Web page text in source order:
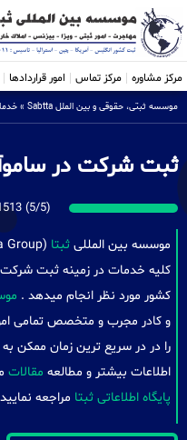
مرکز مشاوره مرکز تماس امور قراردادها
موسسه ثبتی، حقوقی و بین الملل Sabtta »
ثبت شرکت در
(5/5) 1513 امتیاز
موسسه بین المللی ثبتا
کلیه خدمات در زمینه ثبت شرکت
کشور مورد نظر انجام میدهد .
و کادر مجرب و متخصص تمامی
را در در سریع ترین زمان ممکن
اطلاعات بیشتر و مطالعه مقالات
پایگاه اطلاعاتی ثبتا مراجعه